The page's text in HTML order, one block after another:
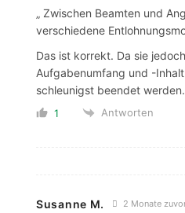
„ Zwischen Beamten und
verschiedene
Das ist korrekt. Da sie
Aufgabenumfang und -
schleunigst beendet werden.
1 Antworten
Susanne M. 2 Monate